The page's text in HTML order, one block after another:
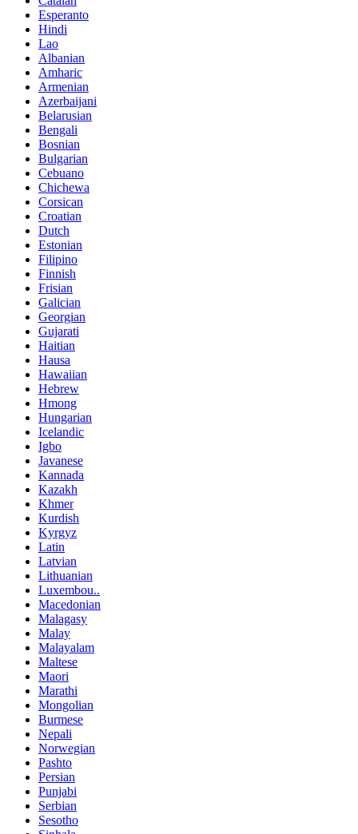
Esperanto
Hindi
Lao
Albanian
Amharic
Armenian
Azerbaijani
Belarusian
Bengali
Bosnian
Bulgarian
Cebuano
Chichewa
Corsican
Croatian
Dutch
Estonian
Filipino
Finnish
Frisian
Galician
Georgian
Gujarati
Haitian
Hausa
Hawaiian
Hebrew
Hmong
Hungarian
Icelandic
Igbo
Javanese
Kannada
Kazakh
Khmer
Kurdish
Kyrgyz
Latin
Latvian
Lithuanian
Luxembou..
Macedonian
Malagasy
Malay
Malayalam
Maltese
Maori
Marathi
Mongolian
Burmese
Nepali
Norwegian
Pashto
Persian
Punjabi
Serbian
Sesotho